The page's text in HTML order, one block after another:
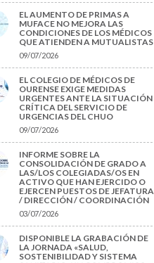
EL AUMENTO DE PRIMAS A
MUFACE NO MEJORA LAS
CONDICIONES DE LOS MÉDICOS
QUE ATIENDEN A MUTUALISTAS
09/07/2026
EL COLEGIO DE MÉDICOS DE
OURENSE EXIGE MEDIDAS
URGENTES ANTE LA SITUACIÓN
CRÍTICA DEL SERVICIO DE
URGENCIAS DEL CHUO
09/07/2026
INFORME SOBRE LA
CONSOLIDACIÓN DE GRADO A
LAS/LOS COLEGIADAS/OS EN
ACTIVO QUE HAN EJERCIDO O
EJERCEN PUESTOS DE JEFATURA
/ DIRECCIÓN / COORDINACIÓN
03/07/2026
DISPONIBLE LA GRABACIÓN DE
LA JORNADA «SALUD,
SOSTENIBILIDAD Y SISTEMA